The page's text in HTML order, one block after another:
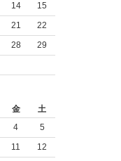
14
15
21
22
28
29
金
土
4
5
11
12